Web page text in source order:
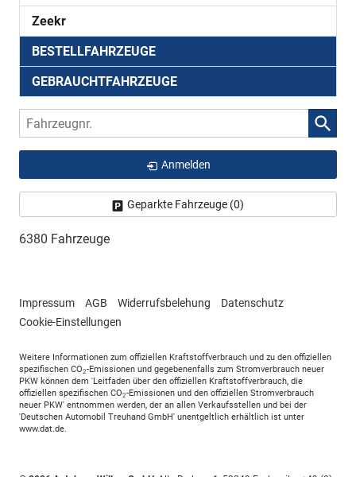
Zeekr
BESTELLFAHRZEUGE
GEBRAUCHTFAHRZEUGE
Fahrzeugnr.
Anmelden
Geparkte Fahrzeuge (0)
6380 Fahrzeuge
Impressum AGB Widerrufsbelehung
Datenschutz
Cookie-Einstellungen
Weitere Informationen zum offiziellen Kraftstoffverbrauch und zu den offiziellen
spezifischen CO2-Emissionen und gegebenenfalls zum Stromverbrauch neuer
PKW können dem 'Leitfaden über den offiziellen Kraftstoffverbrauch, die
offiziellen spezifischen CO2-Emissionen und den offiziellen Stromverbrauch
neuer PKW' entnommen werden, der an allen Verkaufsstellen und bei der
'Deutschen Automobil Treuhand GmbH' unentgeltlich erhältlich ist unter
www.dat.de.